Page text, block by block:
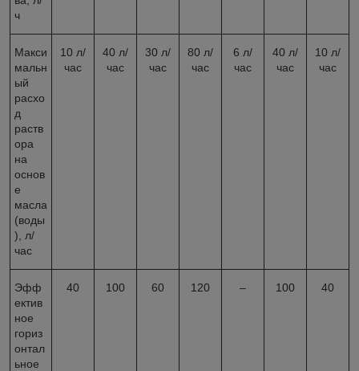
ч
Макси
мальн
ый
расхо
д
раств
ора
на
основ
е
масла
(воды
), л/
час
10 л/
час
40 л/
час
30 л/
час
80 л/
час
6 л/
час
40 л/
час
10 л/
час
Эфф
ектив
ное
гориз
онтал
ьное
40 100 60 120 – 100 40